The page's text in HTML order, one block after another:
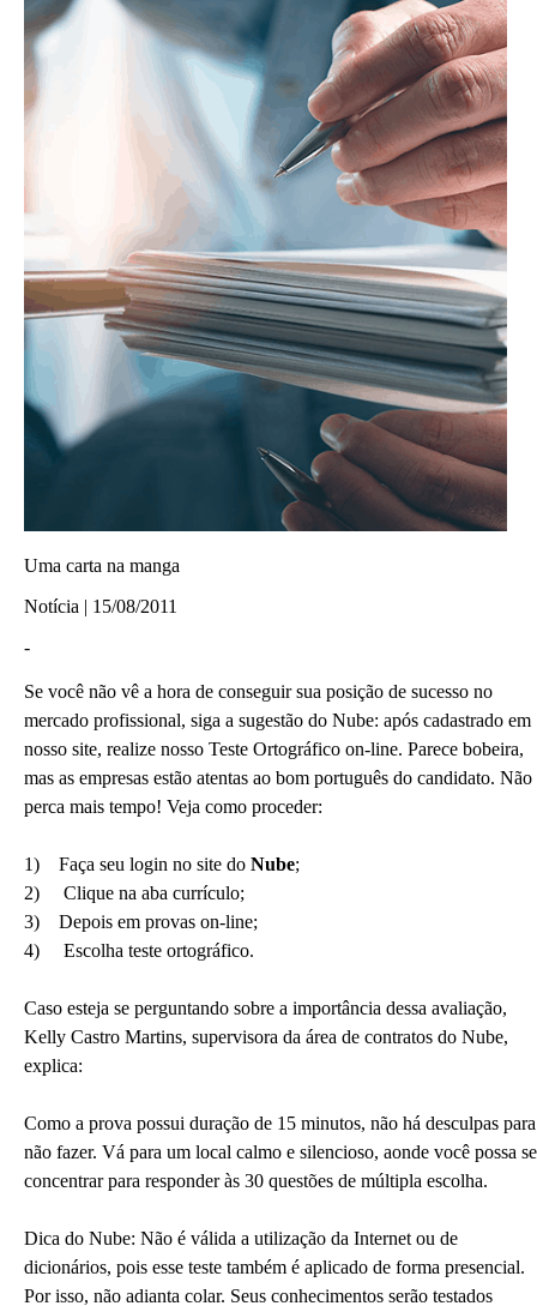
Uma carta na manga
Notícia | 15/08/2011
-
Se você não vê a hora de conseguir sua posição de sucesso no
mercado profissional, siga a sugestão do Nube: após cadastrado em
nosso site, realize nosso Teste Ortográfico on-line. Parece bobeira,
mas as empresas estão atentas ao bom português do candidato. Não
perca mais tempo! Veja como proceder:
1) Faça seu login no site do Nube;
2) Clique na aba currículo;
3) Depois em provas on-line;
4) Escolha teste ortográfico.
Caso esteja se perguntando sobre a importância dessa avaliação,
Kelly Castro Martins, supervisora da área de contratos do Nube,
explica:
Como a prova possui duração de 15 minutos, não há desculpas para
não fazer. Vá para um local calmo e silencioso, aonde você possa se
concentrar para responder às 30 questões de múltipla escolha.
Dica do Nube: Não é válida a utilização da Internet ou de
dicionários, pois esse teste também é aplicado de forma presencial.
Por isso, não adianta colar. Seus conhecimentos serão testados